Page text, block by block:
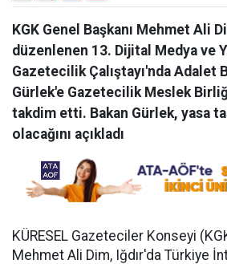
KGK Genel Başkanı Mehmet Ali
düzenlenen 13. Dijital Medya ve
Gazetecilik Çalıştayı'nda Adalet
Gürlek'e Gazetecilik Meslek Birliği
takdim etti. Bakan Gürlek, yasa
olacağını açıkladı
KÜRESEL Gazeteciler Konseyi
Mehmet Ali Dim, Iğdır'da Türkiye